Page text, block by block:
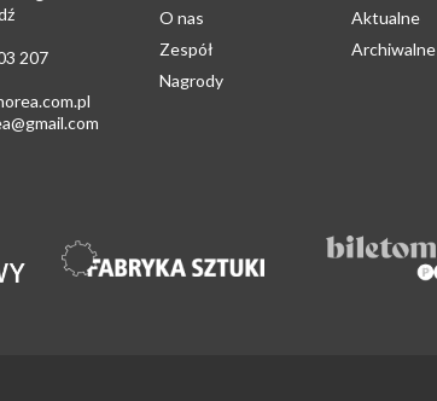
207
O nas
Zespół
Nagrody
Aktualne
Archiwalne